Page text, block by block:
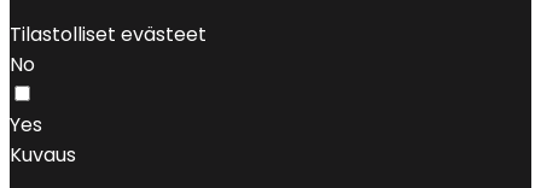
Tilastolliset evästeet
No
Yes
Kuvaus